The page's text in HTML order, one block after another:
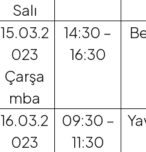
Salı
15.03.2
023
Çarşa
mba
14:30 –
16:30
16.03.2
023
09:30 –
11:30